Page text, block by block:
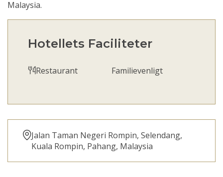
Malaysia.
Hotellets Faciliteter
Restaurant Familievenligt
Jalan Taman Negeri Rompin, Selendang,
Kuala Rompin, Pahang, Malaysia